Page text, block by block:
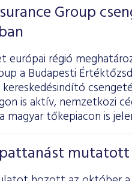
Group
európai régió
a Budapesti
is aktív, nemzetközi
tőkepiacon is